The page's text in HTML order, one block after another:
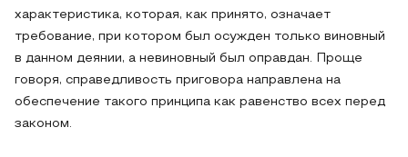
характеристика, которая, как принято, означает
требование, при котором был осужден только виновный
в данном деянии, а невиновный был оправдан. Проще
говоря, справедливость приговора направлена на
обеспечение такого принципа как равенство всех перед
законом.